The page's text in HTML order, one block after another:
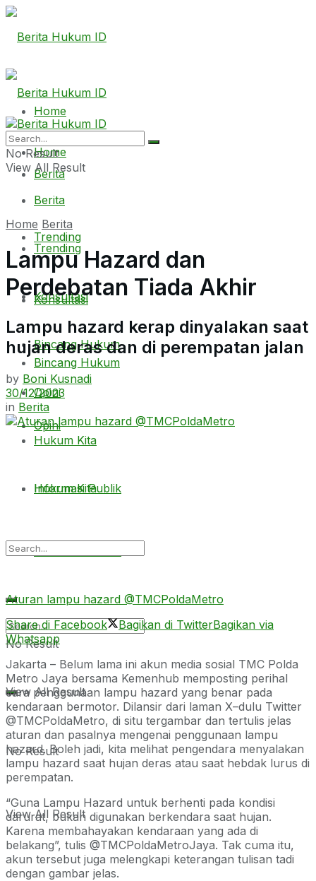
Home
Berita
Trending
Konsultasi
Bincang Hukum
Opini
Hukum Kita
Informasi Publik
No Result
View All Result
Home
Berita
Trending
Konsultasi
Bincang Hukum
Opini
Hukum Kita
Informasi Publik
No Result
View All Result
No Result
View All Result
Home Berita
Lampu Hazard dan
Perdebatan Tiada Akhir
Lampu hazard kerap dinyalakan saat
hujan deras dan di perempatan jalan
by Boni Kusnadi
30/12/2023
in Berita
Aturan lampu hazard @TMCPoldaMetro
Share di Facebook
Bagikan di TwitterBagikan via
Whatsapp
Jakarta – Belum lama ini akun media sosial TMC Polda
Metro Jaya bersama Kemenhub memposting perihal
cara penggunaan lampu hazard yang benar pada
kendaraan bermotor. Dilansir dari laman X–dulu Twitter
@TMCPoldaMetro, di situ tergambar dan tertulis jelas
aturan dan pasalnya mengenai penggunaan lampu
hazard. Boleh jadi, kita melihat pengendara menyalakan
lampu hazard saat hujan deras atau saat hebdak lurus di
perempatan.
“Guna Lampu Hazard untuk berhenti pada kondisi
darurat, bukan digunakan berkendara saat hujan.
Karena membahayakan kendaraan yang ada di
belakang”, tulis @TMCPoldaMetroJaya. Tak cuma itu,
akun tersebut juga melengkapi keterangan tulisan tadi
dengan gambar jelas.